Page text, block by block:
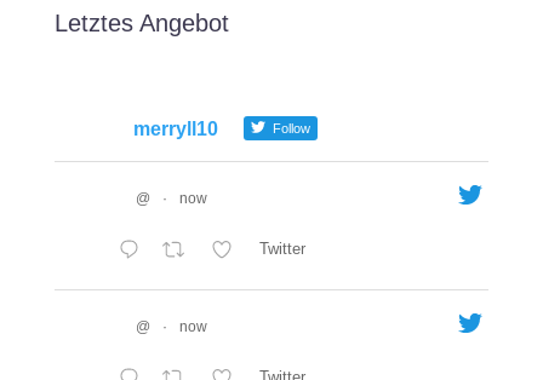
Letztes Angebot
merryll10 Follow
@ · now
Twitter
@ · now